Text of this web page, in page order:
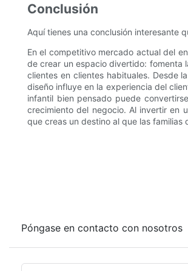
Conclusión
Aquí tienes una conclusión interesante
En el competitivo mercado actual del
de crear un espacio divertido: fomenta
clientes en clientes habituales. Desde
diseño influye en la experiencia del
infantil bien pensado puede
crecimiento del negocio. Al invertir en
que creas un destino al que las familias
Póngase en contacto con nosotros